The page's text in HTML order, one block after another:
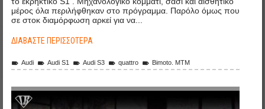
μέρος όλα περιλήφθηκαν στο πρόγραμμα. Παρόλο όμως που
σε στοκ διαμόρφωση αρκεί για να...
ΔΙΑΒΆΣΤΕ ΠΕΡΙΣΣΌΤΕΡΑ
Audi Audi S1 Audi S3 quattro Bimoto. MTM